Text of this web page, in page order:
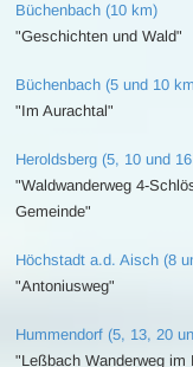
Büchenbach (10 km)
"Geschichten und Wald"
Büchenbach (5 und 10
"Im Aurachtal"
Heroldsberg (5, 10 und
"Waldwanderweg 4-
Gemeinde"
Höchstadt a.d. Aisch (8
"Antoniusweg"
Hummendorf (5, 13, 20
"Leßbach Wanderweg im